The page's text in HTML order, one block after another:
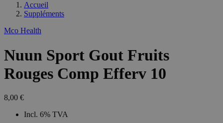
Accueil
Suppléments
Mco Health
Nuun Sport Gout Fruits
Rouges Comp Efferv 10
8,00 €
Incl. 6% TVA